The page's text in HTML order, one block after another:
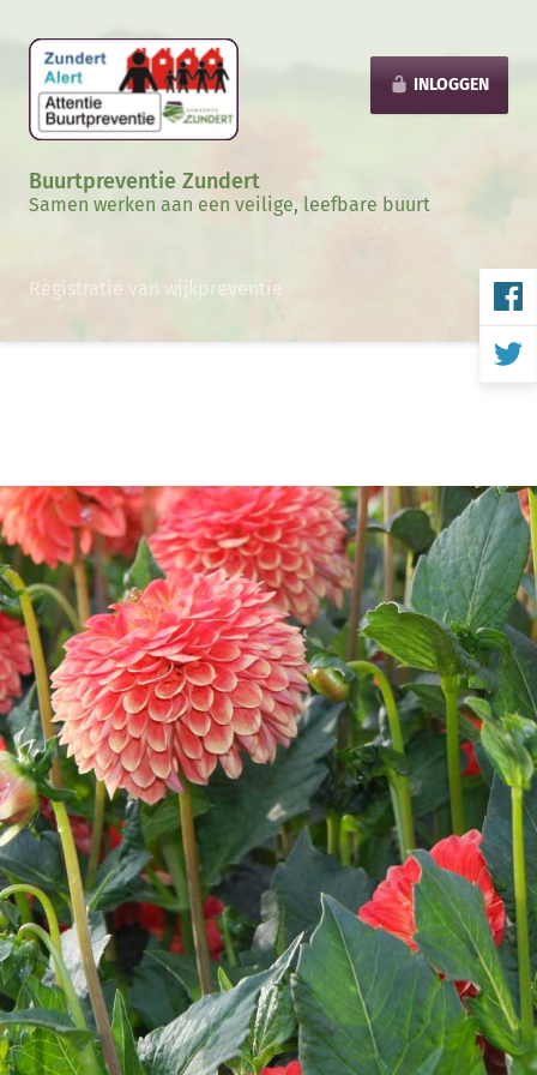
INLOGGEN
Buurtpreventie Zundert
Samen werken aan een veilige, leefbare buurt
Registratie van wijkpreventie